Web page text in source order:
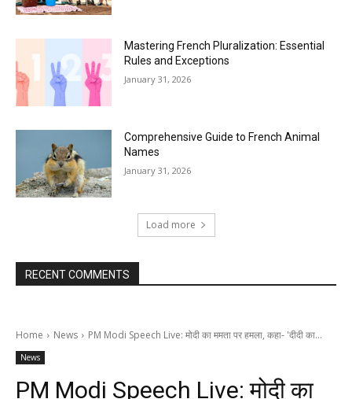
Mastering French Pluralization: Essential
Rules and Exceptions
January 31, 2026
Comprehensive Guide to French Animal
Names
January 31, 2026
Load more
RECENT COMMENTS